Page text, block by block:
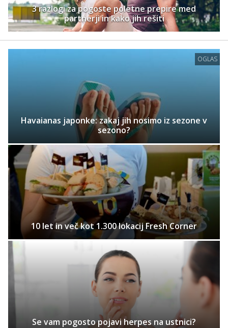
3 razlogi za pogoste poletne prepire med
partnerji in kako jih rešiti
OGLAS
Havaianas japonke: zakaj jih nosimo iz sezone v
sezono?
10 let in več kot 1.300 lokacij Fresh Corner
Se vam pogosto pojavi herpes na ustnici?